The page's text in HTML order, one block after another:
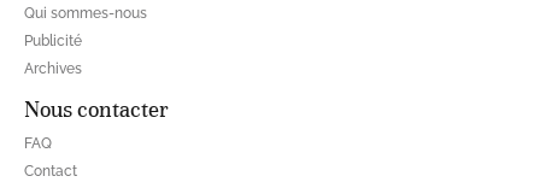
Qui sommes-nous
Publicité
Archives
Nous contacter
FAQ
Contact